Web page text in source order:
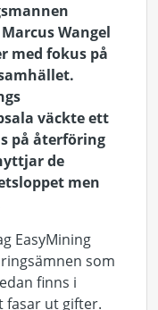
Wangel
med fokus på
väckte ett
på återföring
de
men
EasyMining
som
finns i
fasar ut gifter.